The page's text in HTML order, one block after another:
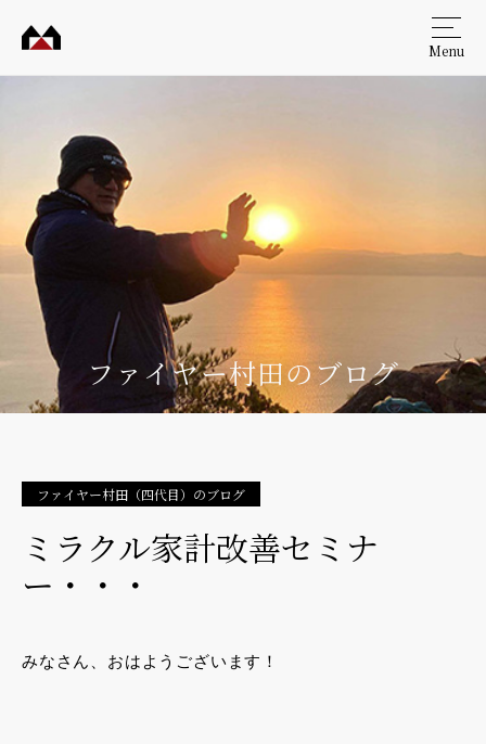
工務
Menu
ファイヤー村田のブログ
ファイヤー村田（四代目）のブログ
ミラクル家計改善セミナ
ー・・・
みなさん、おはようございます！